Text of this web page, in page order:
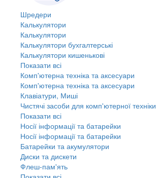
Шредери
Калькулятори
Калькулятори
Калькулятори бухгалтерські
Калькулятори кишенькові
Показати всі
Комп'ютерна техніка та аксесуари
Комп'ютерна техніка та аксесуари
Клавіатури, Миші
Чистячі засоби для комп'ютерної техніки
Показати всі
Носії інформації та батарейки
Носії інформації та батарейки
Батарейки та акумулятори
Диски та дискети
Флеш-пам'ять